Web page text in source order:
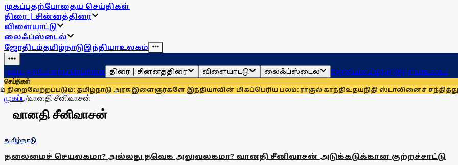
முகப்புதற்போதைய செய்திகள்
திரை | சின்னத்திரை
விளையாட்டு
லைஃப்ஸ்டைல்
ஜோதிடம்தமிழ்நாடுஇந்தியாஉலகம்
முகப்புதற்போதைய செய்திகள் திரை | சின்னத்திரை விளையாட்டு லைஃப்ஸ்டைல் ஜோதிடம்தமிழ்நாடுஇந்தியாஉலகம்
செய்திகள்
தமிழ்நாடு அரசுஇளைஞர்களே இந்தியாவின் மிகப்பெரிய பலம்: ராகுல் காந்திஉதயநிதி ஸ்டாலினைச் சந்தித்து
முகப்பு/வானதி சீனிவாசன்
வானதி சீனிவாசன்
தமிழ்நாடு
தலைமைச் செயலகமா? அல்லது தவெக அலுவலகமா? வானதி சீனிவாசன் அடுக்கடுக்கான குற்றச்சாட்டு